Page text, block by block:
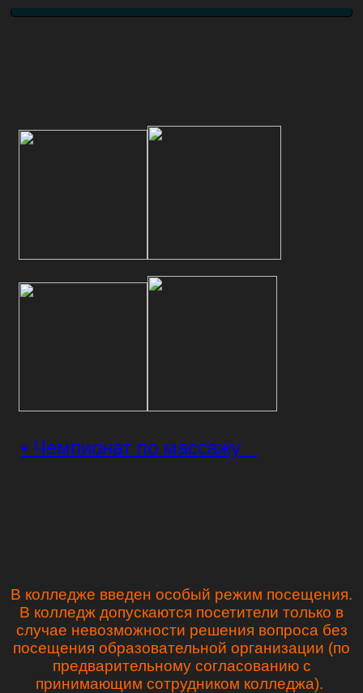
• Чемпионат по массажу
В колледже введен особый режим посещения.
В колледж допускаются посетители только в
случае невозможности решения вопроса без
посещения образовательной организации (по
предварительному согласованию с
принимающим сотрудником колледжа).